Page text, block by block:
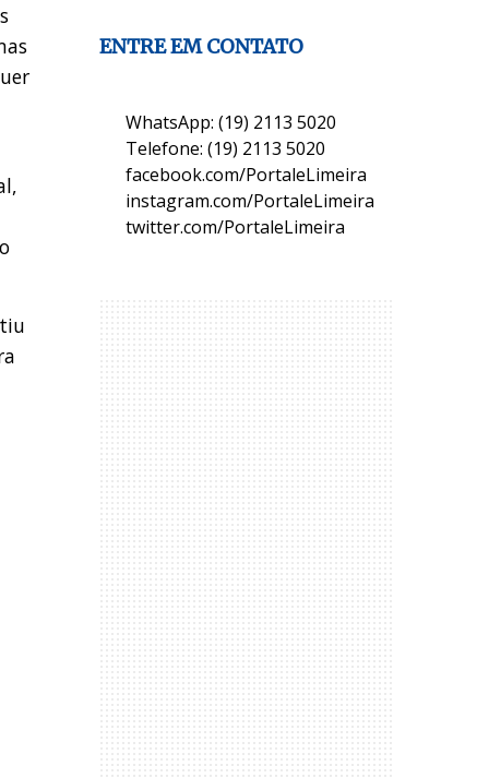
ENTRE EM CONTATO
WhatsApp: (19) 2113 5020
Telefone: (19) 2113 5020
facebook.com/PortaleLimeira
instagram.com/PortaleLimeira
twitter.com/PortaleLimeira